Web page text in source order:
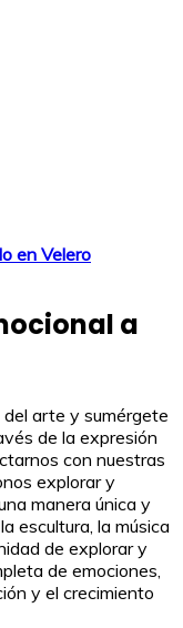
en Velero
a
arte y sumérgete
de la expresión
con nuestras
explorar y
manera única y
escultura, la música
de explorar y
de emociones,
y el crecimiento